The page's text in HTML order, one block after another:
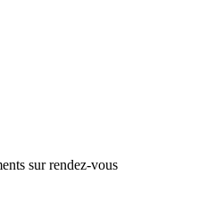
sur rendez-vous